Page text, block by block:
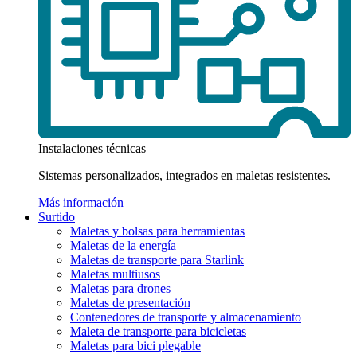
Instalaciones técnicas
Sistemas personalizados, integrados en maletas resistentes.
Más información
Surtido
Maletas y bolsas para herramientas
Maletas de la energía
Maletas de transporte para Starlink
Maletas multiusos
Maletas para drones
Maletas de presentación
Contenedores de transporte y almacenamiento
Maleta de transporte para bicicletas
Maletas para bici plegable